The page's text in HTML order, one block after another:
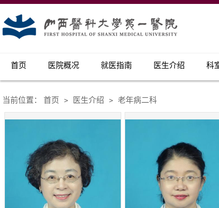
首页 医院概况 就医指南 医生介绍 科
当前位置： 首页 > 医生介绍 > 老年病二科